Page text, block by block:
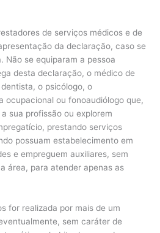
de serviços médicos e de
da declaração, caso se
Não se equiparam a pessoa
desta declaração, o médico de
o psicólogo, o
ocupacional ou fonoaudiólogo que,
sua profissão ou explorem
prestando serviços
possuam estabelecimento em
e empreguem auxiliares, sem
área, para atender apenas as
for realizada por mais de um
sem caráter de